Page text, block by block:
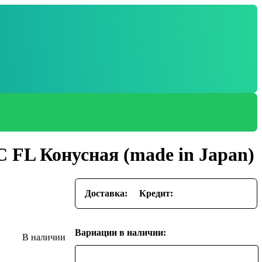
Конусная (made in Japan)
Доставка: Кредит:
Вариации в наличии: